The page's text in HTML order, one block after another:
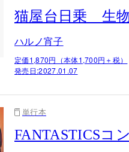
猫屋台日乗 生
ハルノ宵子
定価1,870円（本体1,700円＋税）
発売日:2027.01.07
単行本
FANTASTICSコ